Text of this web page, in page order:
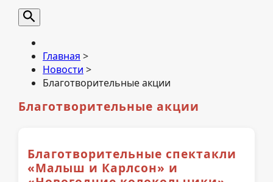
Главная >
Новости >
Благотворительные акции
Благотворительные акции
Благотворительные спектакли
«Малыш и Карлсон» и